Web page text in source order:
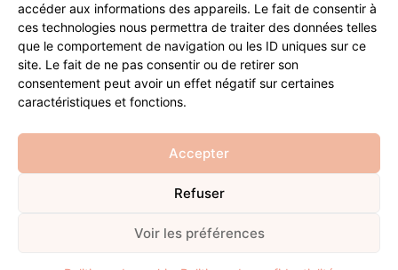
accéder aux informations des appareils. Le fait de consentir à
ces technologies nous permettra de traiter des données telles
que le comportement de navigation ou les ID uniques sur ce
site. Le fait de ne pas consentir ou de retirer son
consentement peut avoir un effet négatif sur certaines
caractéristiques et fonctions.
Accepter
Refuser
Voir les préférences
Contact
20B Grand Rue 68180 Horbourg-Wihr
06 84 93 03 01
contact@valentinepoulain.com
Mentions légales· Politique de confidentialité
Développement